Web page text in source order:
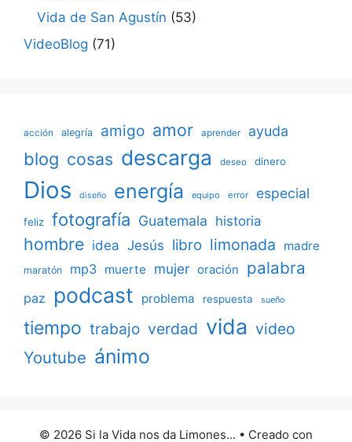
Vida de San Agustín (53)
VideoBlog (71)
acción alegría amigo amor aprender ayuda
blog cosas descarga deseo dinero
Dios diseño energía equipo error especial
feliz fotografía Guatemala historia
hombre idea Jesús libro limonada madre
maratón mp3 muerte mujer oración palabra
paz podcast problema respuesta sueño
tiempo trabajo verdad vida video
Youtube ánimo
© 2026 Si la Vida nos da Limones... • Creado con